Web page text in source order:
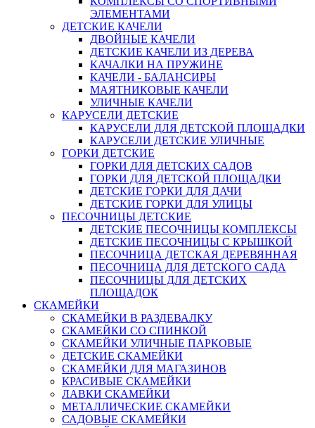
ЭЛЕМЕНТАМИ
ДЕТСКИЕ КАЧЕЛИ
ДВОЙНЫЕ КАЧЕЛИ
ДЕТСКИЕ КАЧЕЛИ ИЗ ДЕРЕВА
КАЧАЛКИ НА ПРУЖИНЕ
КАЧЕЛИ - БАЛАНСИРЫ
МАЯТНИКОВЫЕ КАЧЕЛИ
УЛИЧНЫЕ КАЧЕЛИ
КАРУСЕЛИ ДЕТСКИЕ
КАРУСЕЛИ ДЛЯ ДЕТСКОЙ ПЛОЩАДКИ
КАРУСЕЛИ ДЕТСКИЕ УЛИЧНЫЕ
ГОРКИ ДЕТСКИЕ
ГОРКИ ДЛЯ ДЕТСКИХ САДОВ
ГОРКИ ДЛЯ ДЕТСКОЙ ПЛОЩАДКИ
ДЕТСКИЕ ГОРКИ ДЛЯ ДАЧИ
ДЕТСКИЕ ГОРКИ ДЛЯ УЛИЦЫ
ПЕСОЧНИЦЫ ДЕТСКИЕ
ДЕТСКИЕ ПЕСОЧНИЦЫ КОМПЛЕКСЫ
ДЕТСКИЕ ПЕСОЧНИЦЫ С КРЫШКОЙ
ПЕСОЧНИЦА ДЕТСКАЯ ДЕРЕВЯННАЯ
ПЕСОЧНИЦА ДЛЯ ДЕТСКОГО САДА
ПЕСОЧНИЦЫ ДЛЯ ДЕТСКИХ
ПЛОЩАДОК
СКАМЕЙКИ
СКАМЕЙКИ В РАЗДЕВАЛКУ
СКАМЕЙКИ СО СПИНКОЙ
СКАМЕЙКИ УЛИЧНЫЕ ПАРКОВЫЕ
ДЕТСКИЕ СКАМЕЙКИ
СКАМЕЙКИ ДЛЯ МАГАЗИНОВ
КРАСИВЫЕ СКАМЕЙКИ
ЛАВКИ СКАМЕЙКИ
МЕТАЛЛИЧЕСКИЕ СКАМЕЙКИ
САДОВЫЕ СКАМЕЙКИ